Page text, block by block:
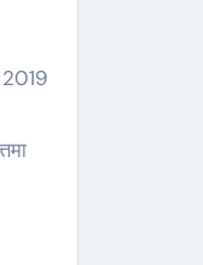
2019